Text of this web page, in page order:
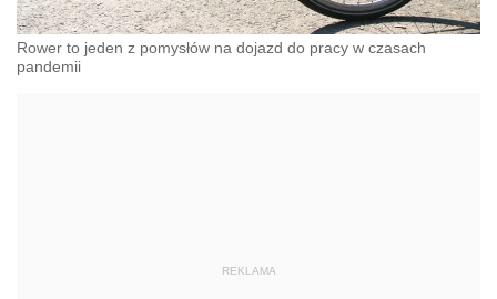
Rower to jeden z pomysłów na dojazd do pracy w czasach
pandemii